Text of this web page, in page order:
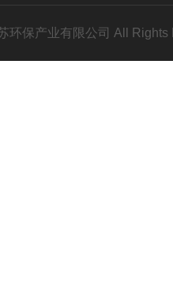
环保产业有限公司 All